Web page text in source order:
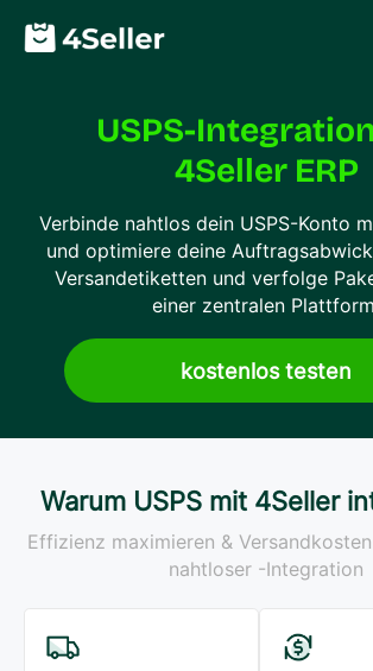
USPS-
4Seller ERP
Verbinde nahtlos dein USPS-Konto
und optimiere deine
Versandetiketten und verfolge
einer zentralen
kostenlos testen
Warum USPS mit 4Seller
Effizienz maximieren &
nahtloser -Integration